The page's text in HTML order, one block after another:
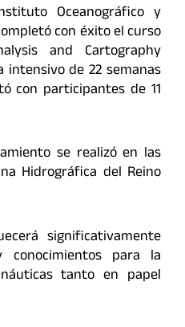
Oceanográfico y
con éxito el curso
and Cartography
intensivo de 22 semanas
con participantes de 11
se realizó en las
Hidrográfica del Reino
significativamente
conocimientos para la
tanto en papel